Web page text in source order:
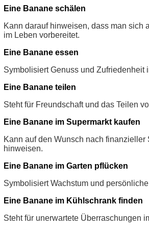
Eine Banane schälen
Kann darauf hinweisen, dass man sich
im Leben vorbereitet.
Eine Banane essen
Symbolisiert Genuss und Zufriedenheit
Eine Banane teilen
Steht für Freundschaft und das Teilen
Eine Banane im Supermarkt kaufen
Kann auf den Wunsch nach finanzieller
hinweisen.
Eine Banane im Garten pflücken
Symbolisiert Wachstum und
Eine Banane im Kühlschrank finden
Steht für unerwartete Überraschungen